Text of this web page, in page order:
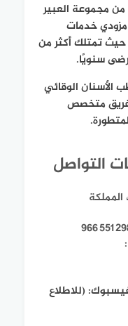
من مجموعة العبير
مزودي خدمات
حيث تمتلك أكثر من
الأسنان الوقائي
فريق متخصص
التواصل
(للاطلاع